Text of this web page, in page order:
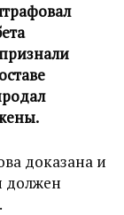
доказана и
должен